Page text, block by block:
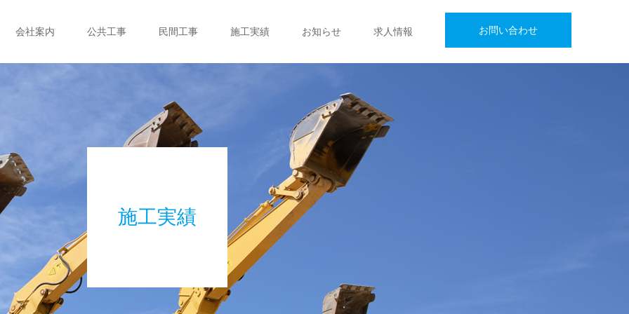
お問い合わせ
会社案内 公共工事 民間工事 施工実績 お知らせ 求人情報
施工実績